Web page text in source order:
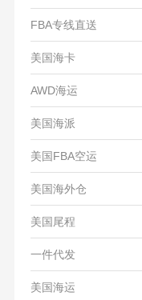
FBA专线直送
美国海卡
AWD海运
美国海派
美国FBA空运
美国海外仓
美国尾程
一件代发
美国海运